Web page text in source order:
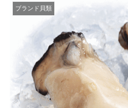
ブランド貝類